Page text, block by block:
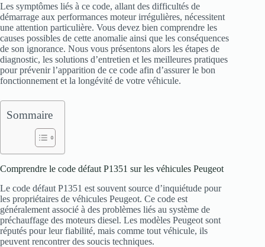
Les symptômes liés à ce code, allant des difficultés de
démarrage aux performances moteur irrégulières, nécessitent
une attention particulière. Vous devez bien comprendre les
causes possibles de cette anomalie ainsi que les conséquences
de son ignorance. Nous vous présentons alors les étapes de
diagnostic, les solutions d’entretien et les meilleures pratiques
pour prévenir l’apparition de ce code afin d’assurer le bon
fonctionnement et la longévité de votre véhicule.
Sommaire
Comprendre le code défaut P1351 sur les véhicules Peugeot
Le code défaut P1351 est souvent source d’inquiétude pour
les propriétaires de véhicules Peugeot. Ce code est
généralement associé à des problèmes liés au système de
préchauffage des moteurs diesel. Les modèles Peugeot sont
réputés pour leur fiabilité, mais comme tout véhicule, ils
peuvent rencontrer des soucis techniques.